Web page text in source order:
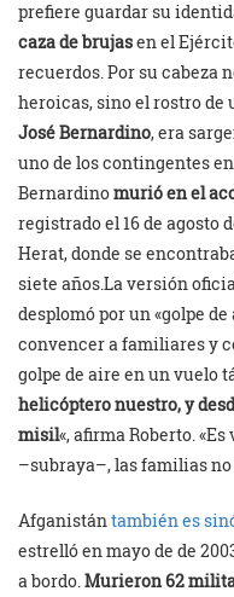
prefiere guardar su
caza de brujasen el
recuerdos. Por su cabeza
heroicas, sino el rostro de
José Bernardino, era
uno de los contingentes
Bernardinomurió en el
registrado el 16 de agosto
Herat, donde se
siete años.La versión
desplomó por un «golpe
convencer a familiares y
golpe de aire en un vuelo
helicóptero nuestro, y
misil«, afirma Roberto.
–subraya–, las familias no
Afganistántambién es
estrelló en mayo de de
a bordo.Murieron 62